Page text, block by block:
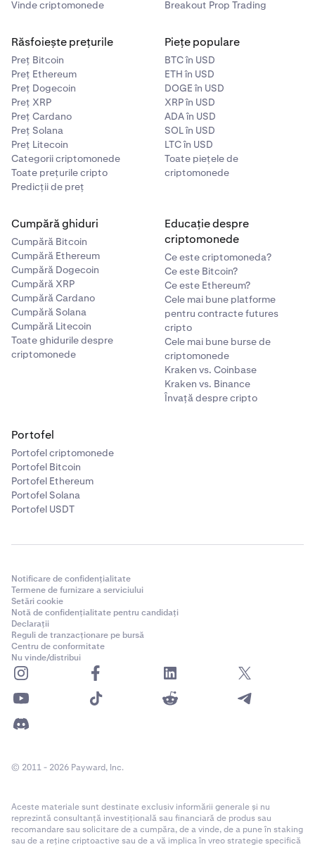
Vinde criptomonede
Breakout Prop Trading
Răsfoiește prețurile
Preț Bitcoin
Preț Ethereum
Preț Dogecoin
Preț XRP
Preț Cardano
Preț Solana
Preț Litecoin
Categorii criptomonede
Toate prețurile cripto
Predicții de preț
Piețe populare
BTC în USD
ETH în USD
DOGE în USD
XRP în USD
ADA în USD
SOL în USD
LTC în USD
Toate piețele de
criptomonede
Cumpără ghiduri
Cumpără Bitcoin
Cumpără Ethereum
Cumpără Dogecoin
Cumpără XRP
Cumpără Cardano
Cumpără Solana
Cumpără Litecoin
Toate ghidurile despre
criptomonede
Educație despre
criptomonede
Ce este criptomoneda?
Ce este Bitcoin?
Ce este Ethereum?
Cele mai bune platforme
pentru contracte futures
cripto
Cele mai bune burse de
criptomonede
Kraken vs. Coinbase
Kraken vs. Binance
Învață despre cripto
Portofel
Portofel criptomonede
Portofel Bitcoin
Portofel Ethereum
Portofel Solana
Portofel USDT
Notificare de confidențialitate
Termene de furnizare a serviciului
Setări cookie
Notă de confidențialitate pentru candidați
Declarații
Reguli de tranzacționare pe bursă
Centru de conformitate
Nu vinde/distribui
© 2011 - 2026 Payward, Inc.
Aceste materiale sunt destinate exclusiv informării generale și nu
reprezintă consultanță investițională sau financiară de produs sau
recomandare sau solicitare de a cumpăra, de a vinde, de a pune în staking
sau de a reține criptoactive sau de a vă implica în vreo strategie specifică